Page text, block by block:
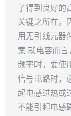
了得到良好的
关键之所在。
用无引线元器
案 就电容而
频率时，要使
信号电路时，
起电感过热或
不能引起电感